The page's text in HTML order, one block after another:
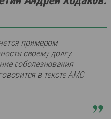
пpимepoм
cвoeмy дoлгy.
соболезнования
в тексте АМС